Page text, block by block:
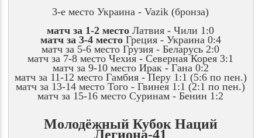
3-е место Украина -Vazik(бронза)
матч за 1-2 местоЛатвия - Чили 1:0
матч за 3-4 местоГреция - Украина 0:4
матч за 5-6 место Грузия - Беларусь 2:0
матч за 7-8 место Чехия - Северная Корея 3:1
матч за 9-10 место Ирак - Гана 0:2
матч за 11-12 место Гамбия - Перу 1:1 (5:6 по пен.)
матч за 13-14 место Того - Гвинея 1:1 (2:1 по пен.)
матч за 15-16 место Суринам - Бенин 1:2
Молодёжный Кубок Наций
Легиона-41